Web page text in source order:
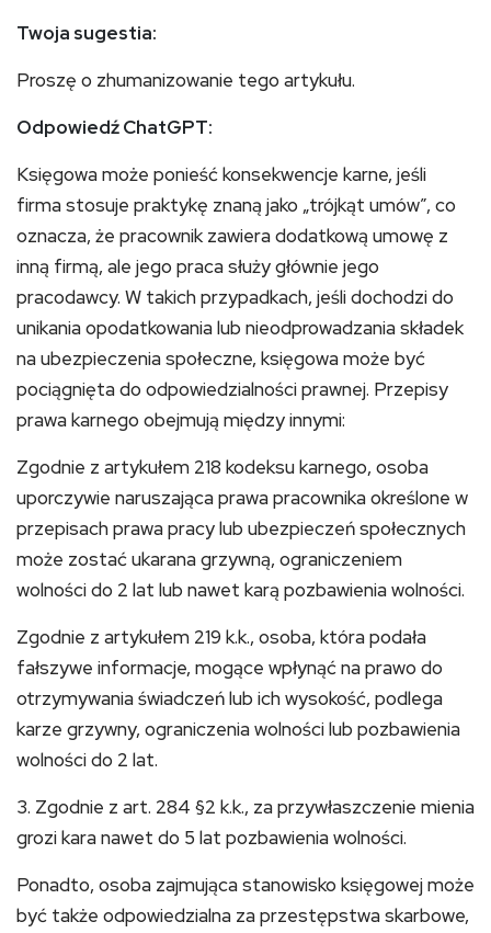
Twoja sugestia:
Proszę o zhumanizowanie tego artykułu.
Odpowiedź ChatGPT:
Księgowa może ponieść konsekwencje karne, jeśli
firma stosuje praktykę znaną jako „trójkąt umów”, co
oznacza, że pracownik zawiera dodatkową umowę z
inną firmą, ale jego praca służy głównie jego
pracodawcy. W takich przypadkach, jeśli dochodzi do
unikania opodatkowania lub nieodprowadzania składek
na ubezpieczenia społeczne, księgowa może być
pociągnięta do odpowiedzialności prawnej. Przepisy
prawa karnego obejmują między innymi:
Zgodnie z artykułem 218 kodeksu karnego, osoba
uporczywie naruszająca prawa pracownika określone w
przepisach prawa pracy lub ubezpieczeń społecznych
może zostać ukarana grzywną, ograniczeniem
wolności do 2 lat lub nawet karą pozbawienia wolności.
Zgodnie z artykułem 219 k.k., osoba, która podała
fałszywe informacje, mogące wpłynąć na prawo do
otrzymywania świadczeń lub ich wysokość, podlega
karze grzywny, ograniczenia wolności lub pozbawienia
wolności do 2 lat.
3. Zgodnie z art. 284 §2 k.k., za przywłaszczenie mienia
grozi kara nawet do 5 lat pozbawienia wolności.
Ponadto, osoba zajmująca stanowisko księgowej może
być także odpowiedzialna za przestępstwa skarbowe,